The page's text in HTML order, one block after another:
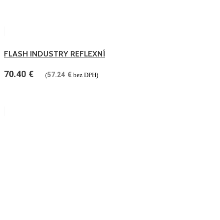
FLASH INDUSTRY REFLEXNÍ
70.40 € (57.24 € bez DPH)